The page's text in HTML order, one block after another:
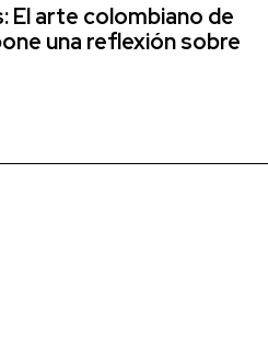
El arte colombiano de
una reflexión sobre